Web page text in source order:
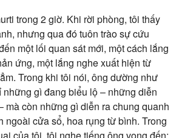
trong 2 giờ. Khi rời phòng, tôi thấy
nhưng qua đó tuôn trào sự cứu
một lối quan sát mới, một cách lắng
ứng, một lắng nghe xuất hiện từ
Trong khi tôi nói, ông dường như
những gì đang biểu lộ – những diễn
mà còn những gì diễn ra chung quanh
ngoài cửa sổ, hoa rụng từ bình. Trong